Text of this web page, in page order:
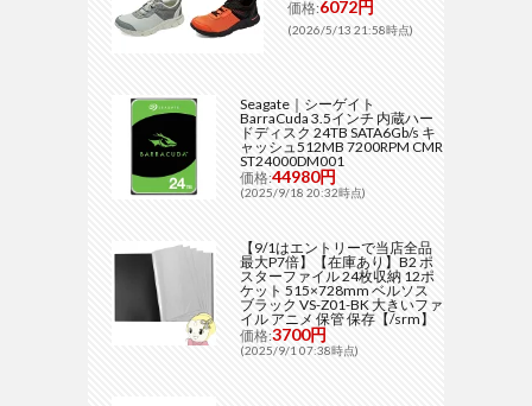
価格:6072円
(2026/5/13 21:58時点)
Seagate｜シーゲイト
BarraCuda 3.5インチ 内蔵ハー
ドディスク 24TB SATA6Gb/s キ
ャッシュ512MB 7200RPM CMR
ST24000DM001
価格:44980円
(2025/9/18 20:32時点)
【9/1はエントリーで当店全品
最大P7倍】【在庫あり】B2 ポ
スターファイル 24枚収納 12ポ
ケット 515×728mm ベルソス
ブラック VS-Z01-BK 大きいファ
イル アニメ 保管 保存【/srm】
価格:3700円
(2025/9/1 07:38時点)